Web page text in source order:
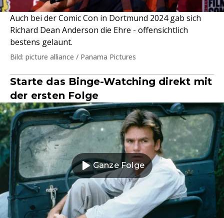
Auch bei der Comic Con in Dortmund 2024 gab sich
Richard Dean Anderson die Ehre - offensichtlich
bestens gelaunt.
Bild: picture alliance / Panama Pictures
Starte das Binge-Watching direkt mit
der ersten Folge
Ganze Folge